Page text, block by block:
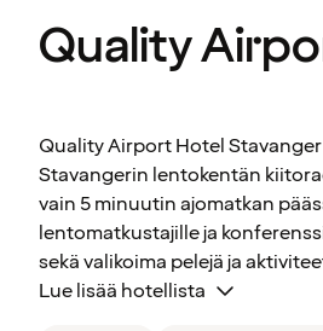
Quality
Quality Airport Hotel
Stavangerin lentokentän
vain 5 minuutin ajomatkan
lentomatkustajille ja
sekä valikoima pelejä ja
Lue lisää hotellista